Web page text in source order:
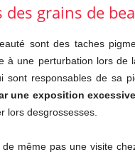
des grains de
sont des taches
à une perturbation lors de
sont responsables de sa
une exposition
lors desgrossesses.
de même pas une visite